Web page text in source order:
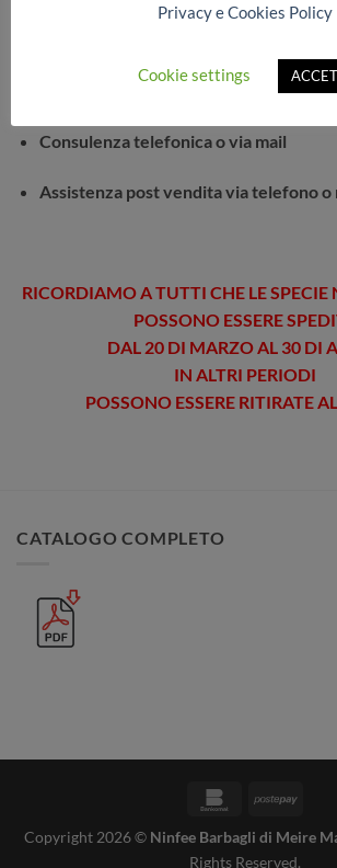
Spedizioni rapide ed accurate
Consulenza telefonica o via mail
Assistenza post vendita via telefono o
RICORDIAMO A TUTTI CHE LE SPECIE
POSSONO ESSERE
DAL 20 DI MARZO AL 30 DI
IN ALTRI PERIODI
POSSONO ESSERE RITIRATE
CATALOGO COMPLETO
Bankomat
Copyright 2026 © Ninfee Barbagli di Meire
Rights Reserved.
Privacy e Cookies Policy
Cookie settings